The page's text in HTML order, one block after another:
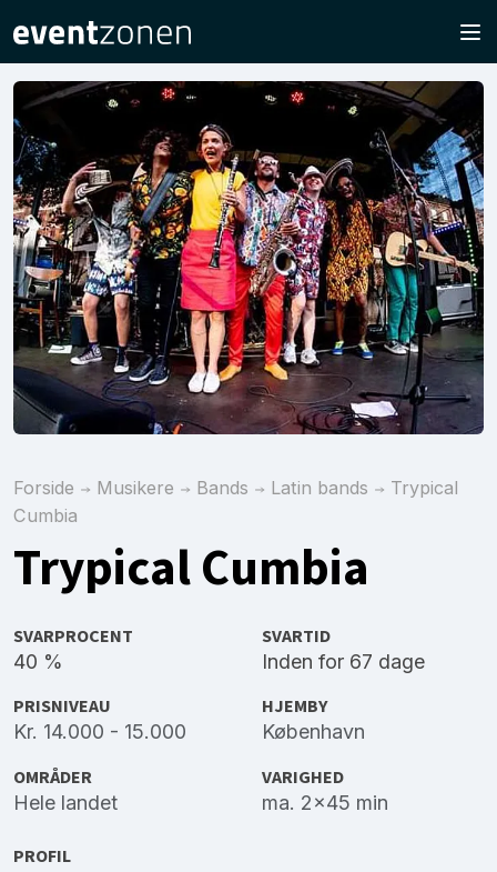
Forside Musikere Bands Latin bands
Trypical
Cumbia
Trypical Cumbia
SVARPROCENT
40 %
SVARTID
Inden for 67 dage
PRISNIVEAU
Kr. 14.000 - 15.000
HJEMBY
København
OMRÅDER
Hele landet
VARIGHED
ma. 2x45 min
PROFIL